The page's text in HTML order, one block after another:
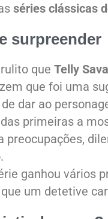
séries clássicas
surpreender
que Telly
que foi uma
dar ao
primeiras a
preocupações,
ganhou vários
um detetive